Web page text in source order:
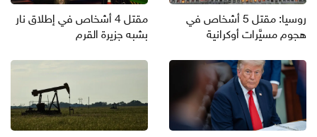
روسيا: مقتل 5 أشخاص في
هجوم مسيَّرات أوكرانية
مقتل 4 أشخاص في إطلاق نار
بشبه جزيرة القرم